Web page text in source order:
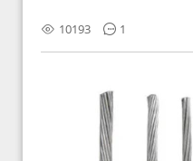
10193 1